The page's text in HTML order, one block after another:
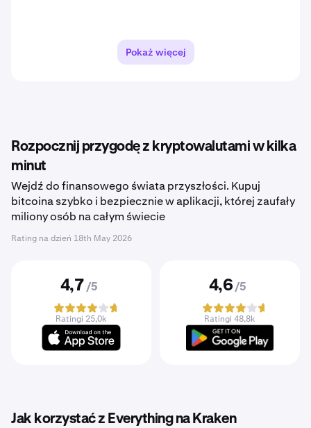
Pokaż więcej
Rozpocznij przygodę z kryptowalutami w kilka
minut
Wejdź do finansowego świata przyszłości. Kupuj
bitcoina szybko i bezpiecznie w aplikacji, której zaufały
miliony osób na całym świecie
Rating na dzień 18th May 2026
4,7 /5
Ratingi 25,0k
4,6 /5
Ratingi 48,8k
Jak korzystać z Everything na Kraken